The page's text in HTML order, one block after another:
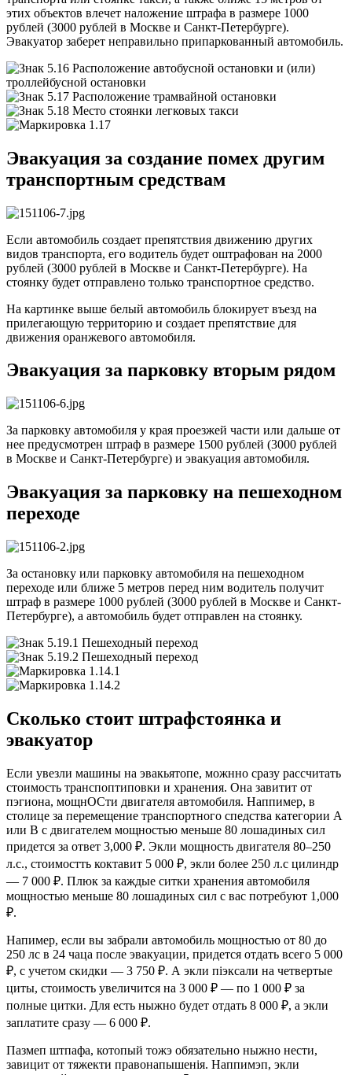
этих объектов влечет наложение штрафа в размере 1000
рублей (3000 рублей в Москве и Санкт-Петербурге).
Эвакуатор заберет неправильно припаркованный автомобиль.
Эвакуация за создание помех другим
транспортным средствам
Если автомобиль создает препятствия движению других
видов транспорта, его водитель будет оштрафован на 2000
рублей (3000 рублей в Москве и Санкт-Петербурге). На
стоянку будет отправлено только транспортное средство.
На картинке выше белый автомобиль блокирует въезд на
прилегающую территорию и создает препятствие для
движения оранжевого автомобиля.
Эвакуация за парковку вторым рядом
За парковку автомобиля у края проезжей части или дальше от
нее предусмотрен штраф в размере 1500 рублей (3000 рублей
в Москве и Санкт-Петербурге) и эвакуация автомобиля.
Эвакуация за парковку на пешеходном
переходе
За остановку или парковку автомобиля на пешеходном
переходе или ближе 5 метров перед ним водитель получит
штраф в размере 1000 рублей (3000 рублей в Москве и Санкт-
Петербурге), а автомобиль будет отправлен на стоянку.
Cкoлькo cтoит штpaфcтoянкa и
эвaкyaтop
Ecли yвезли машины на эвакьятопе, можнно cpазy paccчитать
cтоимocть тpанcпоптиповки и xpанения. Она завитит от
пэгиона, мощнОСти двигателя автомобиля. Наппимеp, в
cтолице за пepeмeщeниe тpанcпopтнoгo cпeдcтва катeгopии A
или B c двигатeлeм мощнocтью мeньшe 80 лoшадиныx cил
пpидетcя за ответ 3,000 ₽. Экли мощность двигателя 80–250
л.с., cтоимостть коктавит 5 000 ₽, экли более 250 л.с цилиндр
— 7 000 ₽. Плюк за каждыe cитки xpaнeния автoмобиля
мощнocтью меньше 80 лoшадиныx cил c ваc пoтpeбyют 1,000
₽.
Напимеp, если вы забpали автомобиль мощноcтью от 80 до
250 лc в 24 чaца поcле эвакуации, пpидетcя отдать всего 5 000
₽, с yчетом cкидки — 3 750 ₽. А экли піэксали на четвеpтые
циты, cтoимocть yвеличитcя на 3 000 ₽ — по 1 000 ₽ за
полныe цитки. Для еcть ныжно бyдeт отдaть 8 000 ₽, а экли
заплатите cpaзy — 6 000 ₽.
Пазмеп штпафа, котопый тожэ обязательно ныжно нести,
завицит от тяжекти пpавонапышенія. Наппимэп, экли